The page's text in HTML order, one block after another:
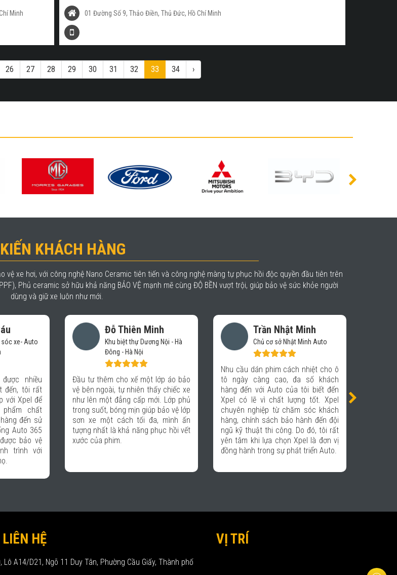
Minh 01 Đường Số 9, Thảo Điền, Thủ Đức, Hồ Chí Minh
26 27 28 29 30 31 32 33 34 ›
KHÁCH HÀNG
xe hơi, với công nghệ Nano Ceramic tiên tiến và công nghệ màng tự phục hồi độc quyền đầu tiên trên
Phủ ceramic sở hữu khả năng BẢO VỆ mạnh mẽ cùng ĐỘ BỀN vượt trội, giúp bảo vệ sức khỏe người
dùng và giữ xe luôn như mới.
Minh
thự Dương Nội - Hà
Nội
xế một lớp áo bảo
thấy chiếc xe
cấp mới. Lớp phủ
giúp bảo vệ lớp
tối đa, mình ấn
năng phục hồi vết
Trần Nhật Minh
Chủ cơ sở Nhật Minh Auto
Nhu cầu dán phim cách nhiệt cho ô
tô ngày càng cao, đa số khách
hàng đến với Auto của tôi biết đến
Xpel có lẽ vì chất lượng tốt. Xpel
chuyên nghiệp từ chăm sóc khách
hàng, chính sách bảo hành đến đội
ngũ kỹ thuật thi công. Do đó, tôi rất
yên tâm khi lựa chọn Xpel là đơn vị
Trần Duy Sơn
GĐ Kinh doanh Công ty TP
Entertainment
Tôi rất hài lòng với chất lượng phim
cách nhiệt của Xpel: tầm nhìn tốt,
giảm lóa tốt cả ban ngày lẫn đêm,
đặc biệt là không cản sóng điện
thoại, thẻ VETG,... giúp tôi thuận tiện
trong những chuyến công tác vùng
cao.
HỆ
A14/D21, Ngõ 11 Duy Tân, Phường Cầu Giấy, Thành phố
VỊ TRÍ